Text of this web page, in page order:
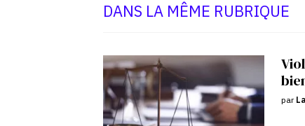
DANS LA MÊME RUBRIQUE
par